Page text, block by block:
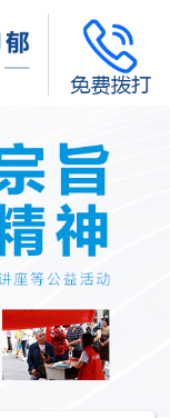
是安全隐患”讲座”